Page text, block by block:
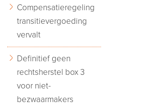
Compensatieregeling
transitievergoeding
vervalt
Definitief geen
rechtsherstel box 3
voor niet-
bezwaarmakers